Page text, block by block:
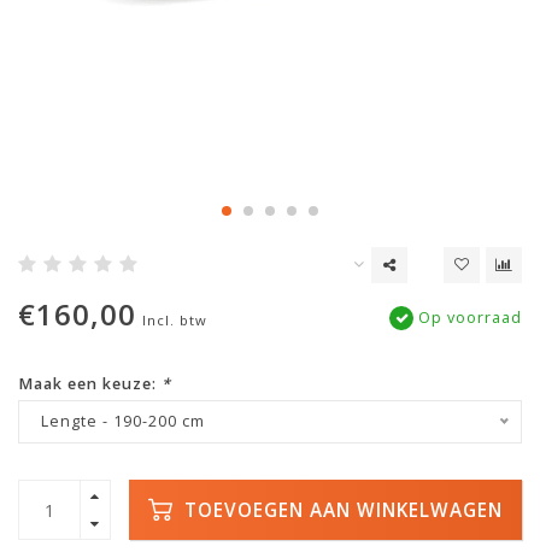
€160,00 Incl. btw Op voorraad
Maak een keuze: *
Lengte - 190-200 cm
TOEVOEGEN AAN WINKELWAGEN